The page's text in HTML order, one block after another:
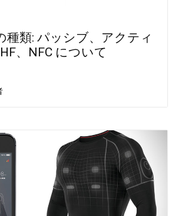
種類: パッシブ、アクティ
、NFC について